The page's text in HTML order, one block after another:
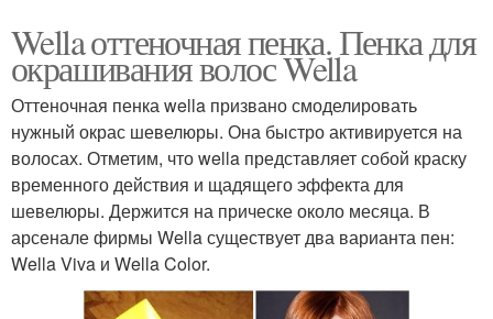
Wella оттеночная пенка. Пенка для
окрашивания волос Wella
Оттеночная пенка wella призвано смоделировать
нужный окрас шевелюры. Она быстро активируется на
волосах. Отметим, что wella представляет собой краску
временного действия и щадящего эффекта для
шевелюры. Держится на прическе около месяца. В
арсенале фирмы Wella существует два варианта пен:
Wella Viva и Wella Color.